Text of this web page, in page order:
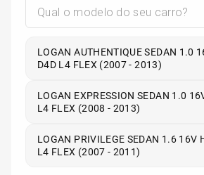
LOGAN AUTHENTIQUE SEDAN 1.0
D4D L4 FLEX (2007 - 2013)
LOGAN EXPRESSION SEDAN 1.0
L4 FLEX (2008 - 2013)
LOGAN PRIVILEGE SEDAN 1.6 16V
L4 FLEX (2007 - 2011)